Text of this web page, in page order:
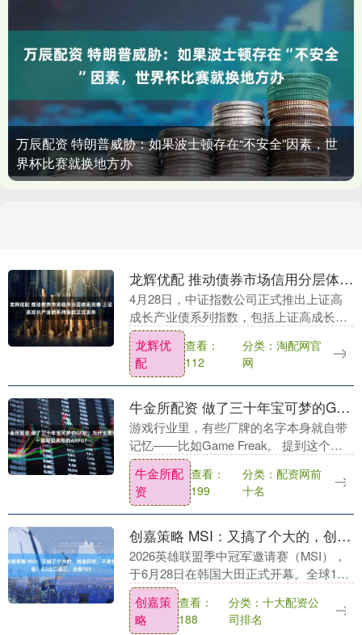
万辰配资 特朗普威胁：如果波士顿存在“不安全”因素，世
界杯比赛就换地方办
龙辉优配 推动债券市场信用分层体系完善 上证高成长产业债系列指数正式发布
4月28日，中证指数公司正式推出上证高
成长产业债系列指数，包括上证高成长产
业债指数、上证中高等级高成长产业债指
数及上证AAA高成长产业债指数。这一举
措标志着上交....
龙辉优
配
查看：
112
分类：淘配网官
网
牛金所配资 做了三十年宝可梦的GF社，为什么要做一款写实风格的ARPG？
游戏行业里，有些厂牌的名字本身就自带
记忆——比如Game Freak。 提到这个名
字，玩家们首先想到的，肯定是他们负责
制作了30年《宝可梦》的正传系列，脑海
中浮....
牛金所配
资
查看：
199
分类：配资网前
十名
创嘉策略 MSI：又搞了个大的，创造历史，不敢相信！G2让二追三，击败TES
2026英雄联盟季中冠军邀请赛（MSI），
于6月28日在韩国大田正式开幕。全球11
支队伍齐聚，只为争夺MSI冠军。 根据赛
程，今天是2026季中冠军赛正赛第一日....
创嘉策
略
查看：
188
分类：十大配资公
司排名